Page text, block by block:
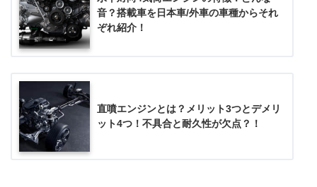
音？搭載車を日本車/外車の車種からそれ
ぞれ紹介！
直噴エンジンとは？メリット3つとデメリ
ット4つ！不具合と耐久性が欠点？！